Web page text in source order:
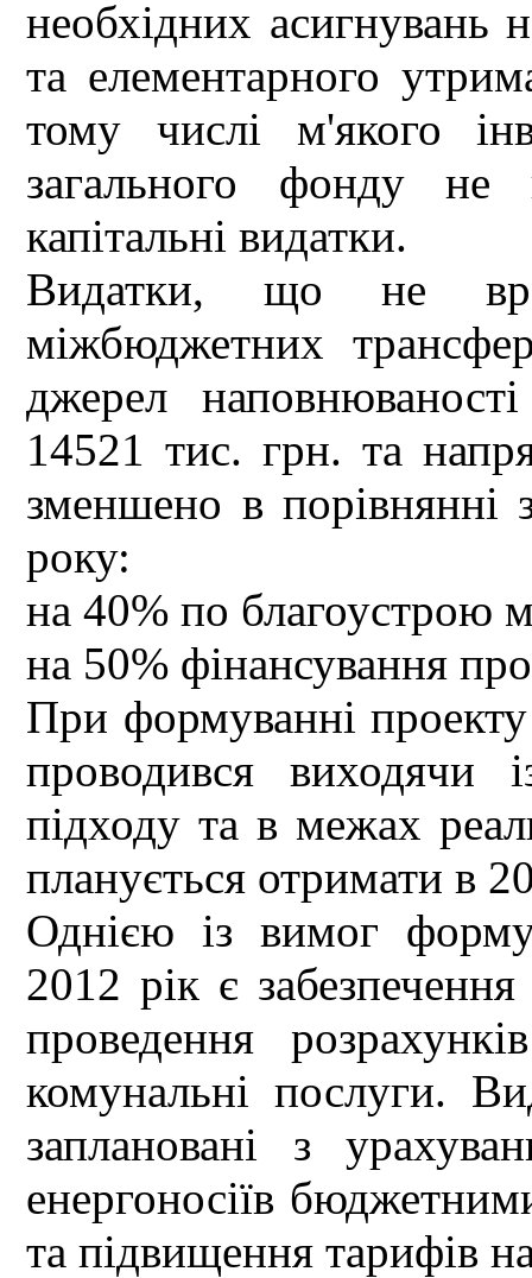
необхідних
та елементарного
тому числі м'якого
загального фонду не
капітальні видатки.
Видатки, що не
міжбюджетних
джерел
14521 тис. грн. та
зменшено в порівнянні
року:
на 40% по благоустрою
на 50% фінансування
При формуванні
проводився виходячи
підходу та в межах
планується отримати в
Однією із вимог
2012 рік є
проведення
комунальні послуги.
заплановані з
енергоносіїв
та підвищення тарифів